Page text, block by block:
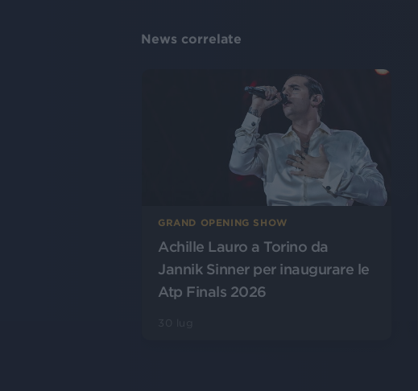
News correlate
GRAND OPENING SHOW
Achille Lauro a Torino da
Jannik Sinner per inaugurare le
Atp Finals 2026